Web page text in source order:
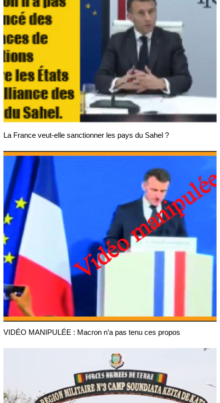
La France veut-elle sanctionner les pays du Sahel ?
VIDÉO MANIPULÉE : Macron n’a pas tenu ces propos